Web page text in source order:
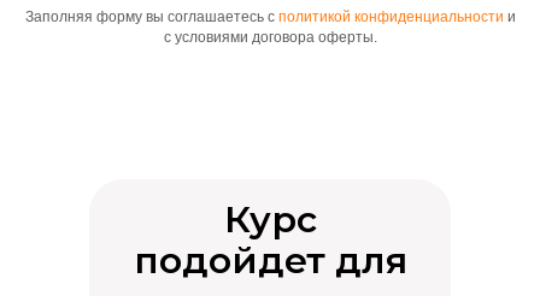
Заполняя форму вы соглашаетесь с политикой конфиденциальности и
с условиями договора оферты.
Курс
подойдет для